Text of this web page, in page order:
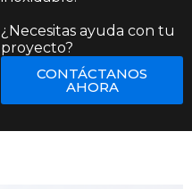
¿Necesitas ayuda con tu
proyecto?
CONTÁCTANOS
AHORA